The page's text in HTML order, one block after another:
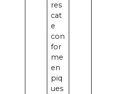
res
cat
e
con
for
me
en
piq
ues